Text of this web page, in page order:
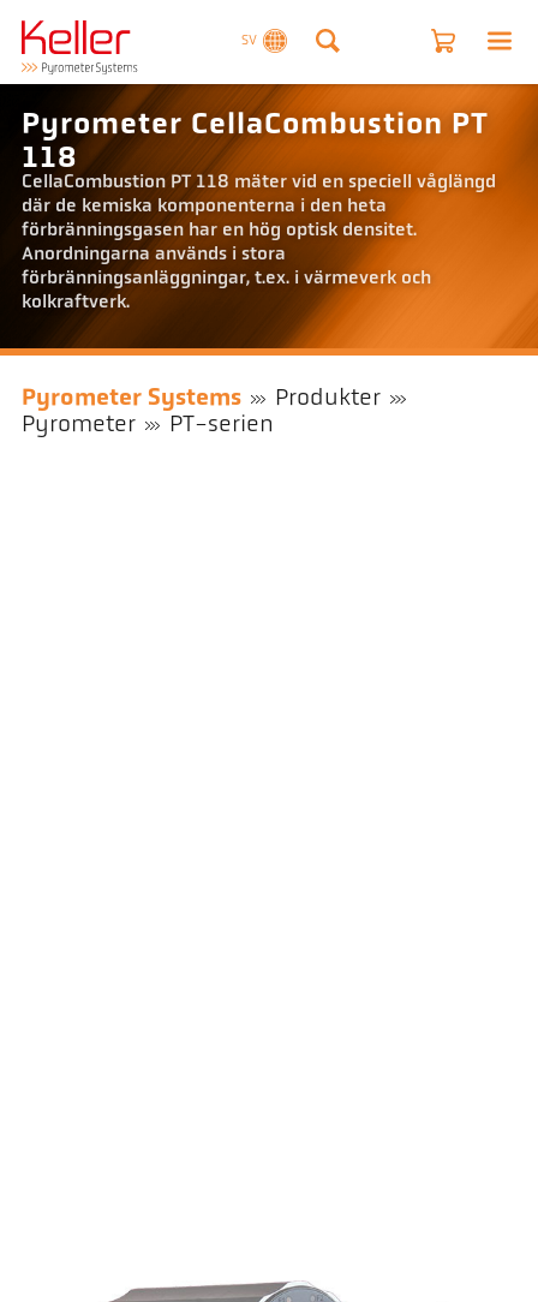
SV
Pyrometer CellaCombustion PT
118
CellaCombustion PT 118 mäter vid en speciell våglängd
där de kemiska komponenterna i den heta
förbränningsgasen har en hög optisk densitet.
Anordningarna används i stora
förbränningsanläggningar, t.ex. i värmeverk och
kolkraftverk.
Pyrometer Systems
Produkter
Pyrometer
PT-serien